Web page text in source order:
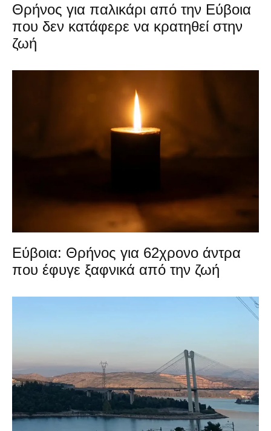
Θρήνος για παλικάρι από την Εύβοια
που δεν κατάφερε να κρατηθεί στην
ζωή
Εύβοια: Θρήνος για 62χρονο άντρα
που έφυγε ξαφνικά από την ζωή